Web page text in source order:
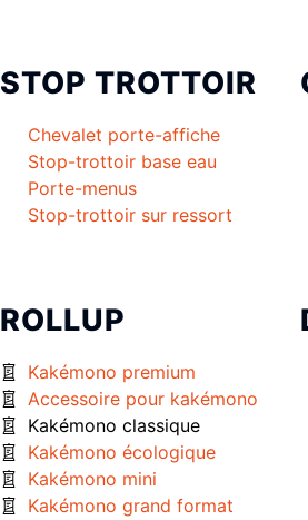
STOP TROTTOIR
Chevalet porte-affiche
Stop-trottoir base eau
Porte-menus
Stop-trottoir sur ressort
ROLLUP
Kakémono premium
Accessoire pour kakémono
Kakémono classique
Kakémono écologique
Kakémono mini
Kakémono grand format